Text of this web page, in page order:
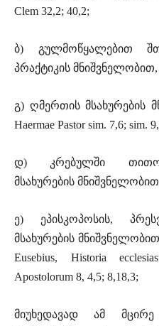
Clem 32,2; 40,2;
ბ) გულმოწყალებით
პრაქტიკის მნიშვნელობით,
გ) ღმერთის მსახურების
Haermae Pastor sim. 7,6; sim.
დ) კრებულში
მსახურების
ე) ეპისკოპოსის,
მსახურების
Eusebius, Historia
Apostolorum 8, 4,5; 8,18,3;
მიუხედავად ამ მცირე